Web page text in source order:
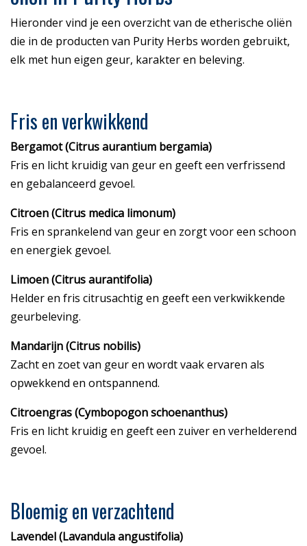
Hieronder vind je een overzicht van de etherische oliën
die in de producten van Purity Herbs worden gebruikt,
elk met hun eigen geur, karakter en beleving.
Fris en verkwikkend
Bergamot (Citrus aurantium bergamia)
Fris en licht kruidig van geur en geeft een verfrissend
en gebalanceerd gevoel.
Citroen (Citrus medica limonum)
Fris en sprankelend van geur en zorgt voor een schoon
en energiek gevoel.
Limoen (Citrus aurantifolia)
Helder en fris citrusachtig en geeft een verkwikkende
geurbeleving.
Mandarijn (Citrus nobilis)
Zacht en zoet van geur en wordt vaak ervaren als
opwekkend en ontspannend.
Citroengras (Cymbopogon schoenanthus)
Fris en licht kruidig en geeft een zuiver en verhelderend
gevoel.
Bloemig en verzachtend
Lavendel (Lavandula angustifolia)